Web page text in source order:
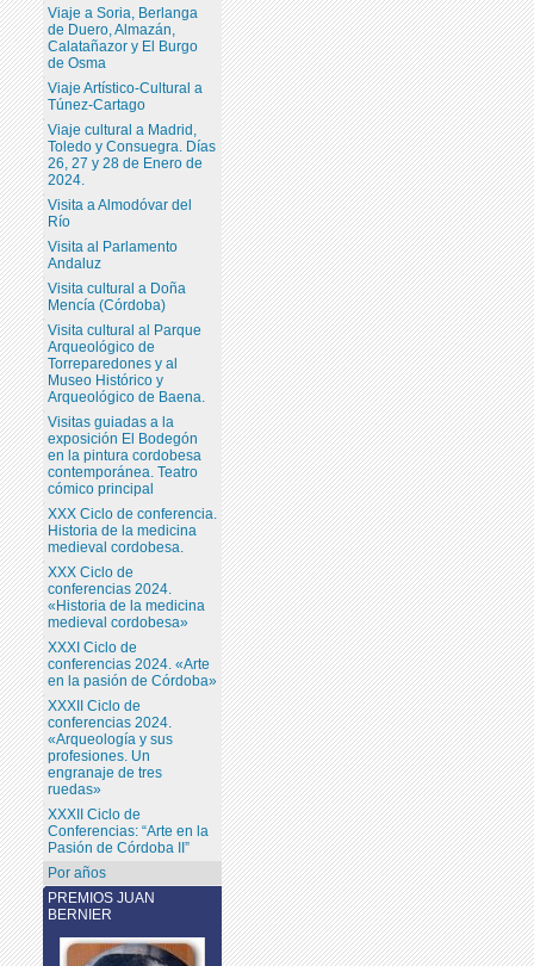
Viaje a Soria, Berlanga
de Duero, Almazán,
Calatañazor y El Burgo
de Osma
Viaje Artístico-Cultural a
Túnez-Cartago
Viaje cultural a Madrid,
Toledo y Consuegra. Días
26, 27 y 28 de Enero de
2024.
Visita a Almodóvar del
Río
Visita al Parlamento
Andaluz
Visita cultural a Doña
Mencía (Córdoba)
Visita cultural al Parque
Arqueológico de
Torreparedones y al
Museo Histórico y
Arqueológico de Baena.
Visitas guiadas a la
exposición El Bodegón
en la pintura cordobesa
contemporánea. Teatro
cómico principal
XXX Ciclo de conferencia.
Historia de la medicina
medieval cordobesa.
XXX Ciclo de
conferencias 2024.
«Historia de la medicina
medieval cordobesa»
XXXI Ciclo de
conferencias 2024. «Arte
en la pasión de Córdoba»
XXXII Ciclo de
conferencias 2024.
«Arqueología y sus
profesiones. Un
engranaje de tres
ruedas»
XXXII Ciclo de
Conferencias: “Arte en la
Pasión de Córdoba II”
Por años
PREMIOS JUAN
BERNIER